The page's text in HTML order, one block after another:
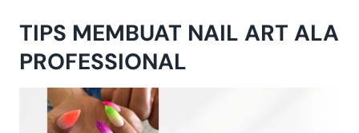
TIPS MEMBUAT NAIL ART ALA
PROFESSIONAL